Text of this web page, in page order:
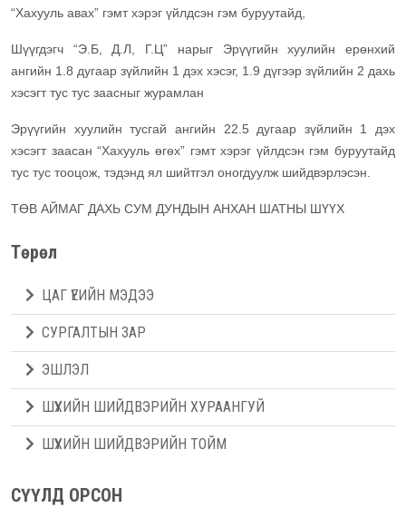
“Хахууль авах” гэмт хэрэг үйлдсэн гэм буруутайд,
Шүүгдэгч “Э.Б, Д.Л, Г.Ц” нарыг Эрүүгийн хуулийн ерөнхий
ангийн 1.8 дугаар зүйлийн 1 дэх хэсэг, 1.9 дүгээр зүйлийн 2 дахь
хэсэгт тус тус заасныг журамлан
Эрүүгийн хуулийн тусгай ангийн 22.5 дугаар зүйлийн 1 дэх
хэсэгт заасан “Хахууль өгөх” гэмт хэрэг үйлдсэн гэм буруутайд
тус тус тооцож, тэдэнд ял шийтгэл оногдуулж шийдвэрлэсэн.
ТӨВ АЙМАГ ДАХЬ СУМ ДУНДЫН АНХАН ШАТНЫ ШҮҮХ
Төрөл
ЦАГ ҮЕИЙН МЭДЭЭ
СУРГАЛТЫН ЗАР
ЭШЛЭЛ
ШҮҮХИЙН ШИЙДВЭРИЙН ХУРААНГУЙ
ШҮҮХИЙН ШИЙДВЭРИЙН ТОЙМ
СҮҮЛД ОРСОН